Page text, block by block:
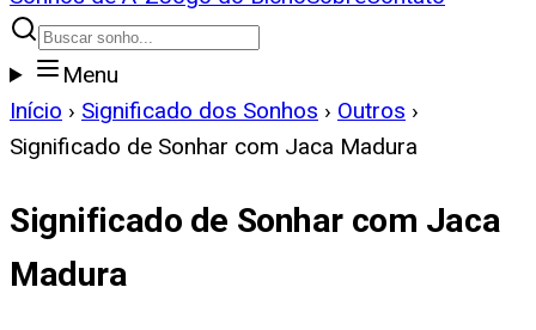
Menu
Início › Significado dos Sonhos › Outros ›
Significado de Sonhar com Jaca Madura
Significado de Sonhar com Jaca
Madura